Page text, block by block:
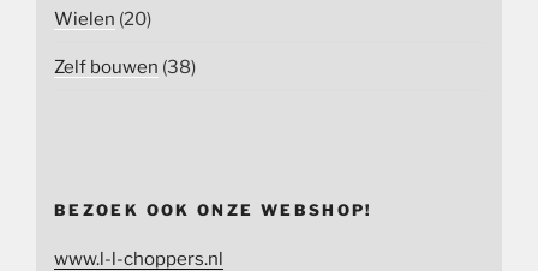
Wielen (20)
Zelf bouwen (38)
BEZOEK OOK ONZE WEBSHOP!
www.l-l-choppers.nl